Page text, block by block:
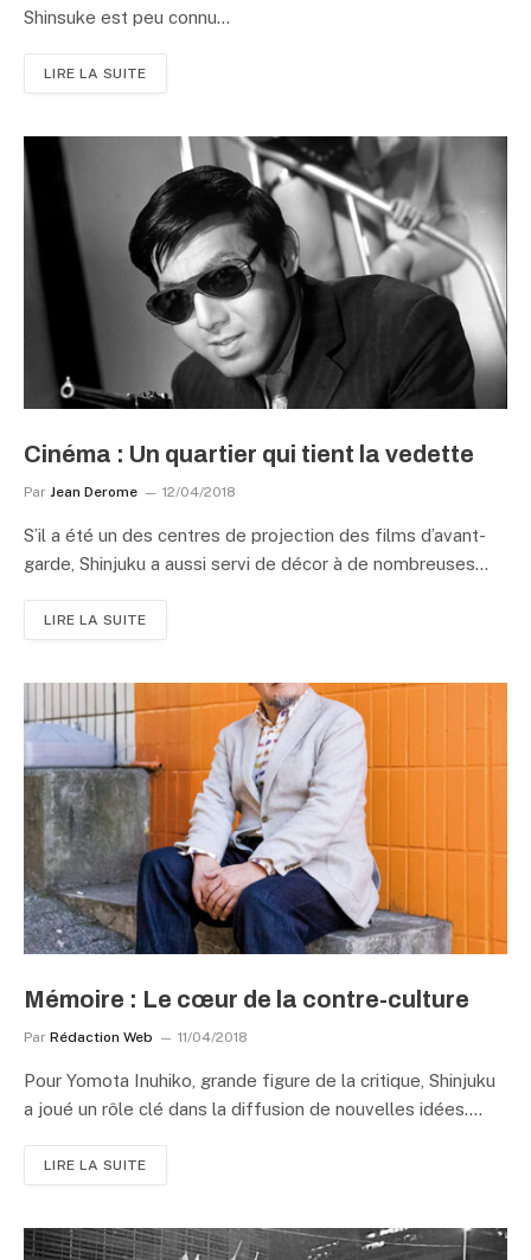
Shinsuke est peu connu…
LIRE LA SUITE
Cinéma : Un quartier qui tient la vedette
Par Jean Derome 12/04/2018
S’il a été un des centres de projection des films d’avant-
garde, Shinjuku a aussi servi de décor à de nombreuses…
LIRE LA SUITE
Mémoire : Le cœur de la contre-culture
Par Rédaction Web 11/04/2018
Pour Yomota Inuhiko, grande figure de la critique, Shinjuku
a joué un rôle clé dans la diffusion de nouvelles idées.…
LIRE LA SUITE